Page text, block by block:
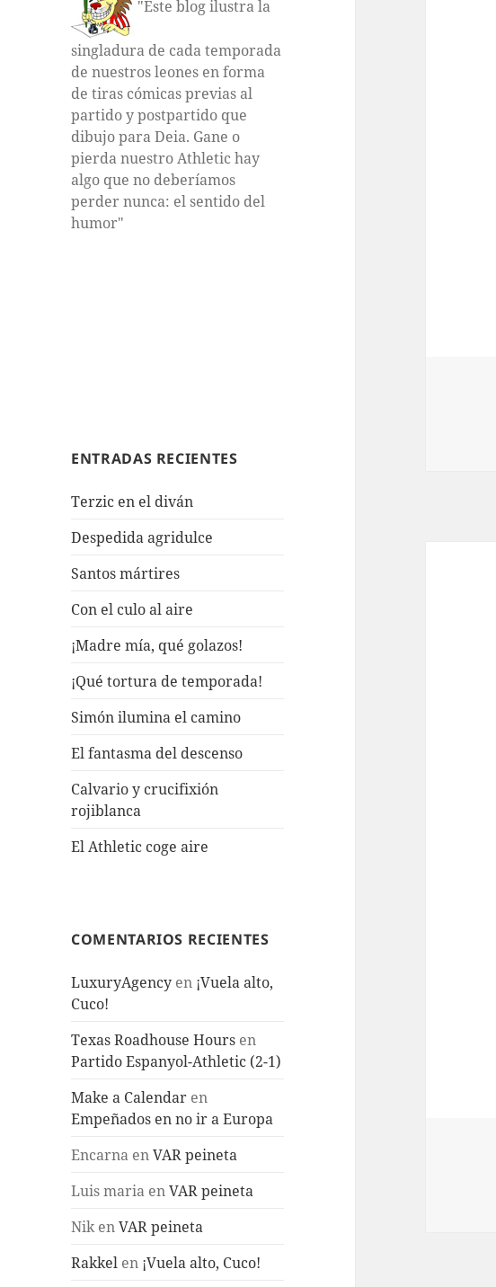
"Este blog ilustra la
singladura de cada temporada
de nuestros leones en forma
de tiras cómicas previas al
partido y postpartido que
dibujo para Deia. Gane o
pierda nuestro Athletic hay
algo que no deberíamos
perder nunca: el sentido del
humor"
ENTRADAS RECIENTES
Terzic en el diván
Despedida agridulce
Santos mártires
Con el culo al aire
¡Madre mía, qué golazos!
¡Qué tortura de temporada!
Simón ilumina el camino
El fantasma del descenso
Calvario y crucifixión
rojiblanca
El Athletic coge aire
COMENTARIOS RECIENTES
LuxuryAgency en ¡Vuela alto,
Cuco!
Texas Roadhouse Hours en
Partido Espanyol-Athletic (2-1)
Make a Calendar en
Empeñados en no ir a Europa
Encarna enVAR peineta
Luis maria enVAR peineta
NikenVAR peineta
Rakkel en ¡Vuela alto, Cuco!